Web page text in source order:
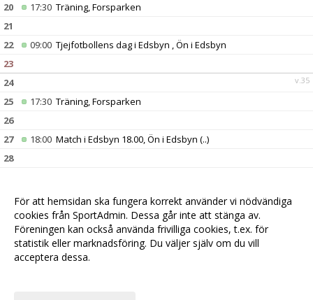
20
17:30 Träning, Forsparken
21
22
09:00 Tjejfotbollens dag i Edsbyn , Ön i Edsbyn
23
v.35
24
25
17:30 Träning, Forsparken
26
27
18:00 Match i Edsbyn 18.00, Ön i Edsbyn (..)
28
15:00 IF Team Hudik hemma, Forsparken()
För att hemsidan ska fungera korrekt använder vi nödvändiga
cookies från SportAdmin. Dessa går inte att stänga av.
Föreningen kan också använda frivilliga cookies, t.ex. för
statistik eller marknadsföring. Du väljer själv om du vill
acceptera dessa.